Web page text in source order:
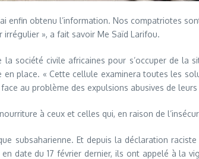
enfin obtenu l’information. Nos compatriotes
», a fait savoir Me Saïd Larifou.
société civile africaines pour s’occuper de la
place. « Cette cellule examinera toutes les
au problème des expulsions abusives de leurs
à ceux et celles qui, en raison de
subsaharienne. Et depuis la déclaration
date du 17 février dernier, ils ont appelé à la